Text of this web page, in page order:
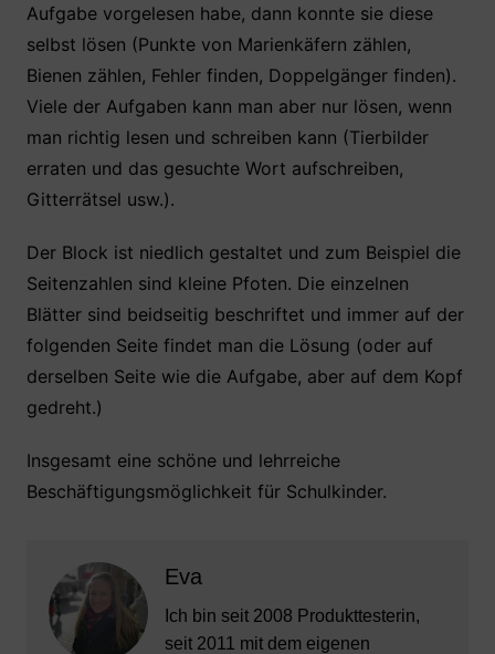
Aufgabe vorgelesen habe, dann konnte sie diese
selbst lösen (Punkte von Marienkäfern zählen,
Bienen zählen, Fehler finden, Doppelgänger finden).
Viele der Aufgaben kann man aber nur lösen, wenn
man richtig lesen und schreiben kann (Tierbilder
erraten und das gesuchte Wort aufschreiben,
Gitterrätsel usw.).
Der Block ist niedlich gestaltet und zum Beispiel die
Seitenzahlen sind kleine Pfoten. Die einzelnen
Blätter sind beidseitig beschriftet und immer auf der
folgenden Seite findet man die Lösung (oder auf
derselben Seite wie die Aufgabe, aber auf dem Kopf
gedreht.)
Insgesamt eine schöne und lehrreiche
Beschäftigungsmöglichkeit für Schulkinder.
Eva
Ich bin seit 2008 Produkttesterin,
seit 2011 mit dem eigenen